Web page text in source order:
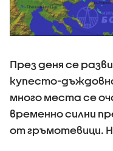
През деня се
купесто-
много места се
временно силни
от гръмотевици.